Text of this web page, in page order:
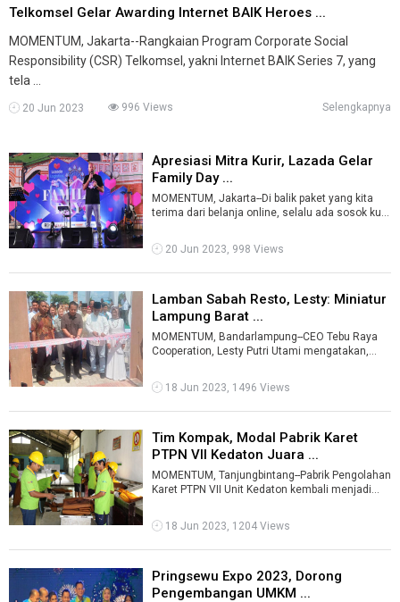
Telkomsel Gelar Awarding Internet BAIK Heroes ...
MOMENTUM, Jakarta--Rangkaian Program Corporate Social
Responsibility (CSR) Telkomsel, yakni Internet BAIK Series 7, yang
tela ...
20 Jun 2023 996 Views Selengkapnya
Apresiasi Mitra Kurir, Lazada Gelar
Family Day ...
MOMENTUM, Jakarta--Di balik paket yang kita
terima dari belanja online, selalu ada sosok kurir
20 Jun 2023, 998 Views
Lamban Sabah Resto, Lesty: Miniatur
Lampung Barat ...
MOMENTUM, Bandarlampung--CEO Tebu Raya
Cooperation, Lesty Putri Utami mengatakan,
alam ...
18 Jun 2023, 1496 Views
Tim Kompak, Modal Pabrik Karet
PTPN VII Kedaton Juara ...
MOMENTUM, Tanjungbintang--Pabrik Pengolahan
Karet PTPN VII Unit Kedaton kembali menjadi
18 Jun 2023, 1204 Views
Pringsewu Expo 2023, Dorong
Pengembangan UMKM ...